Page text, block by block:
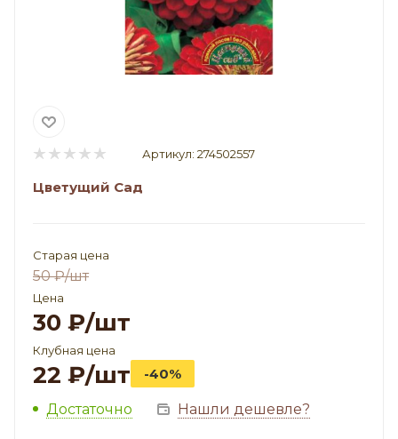
Артикул: 274502557
Цветущий Сад
Старая цена
50₽/шт
Цена
30 ₽/шт
Клубная цена
22 ₽/шт -40%
Достаточно Нашли дешевле?